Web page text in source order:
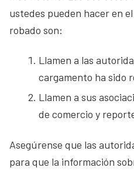
ustedes pueden hacer en
robado son:
Llamen a las
cargamento ha sido
Llamen a sus
de comercio y
Asegúrense que las
para que la información